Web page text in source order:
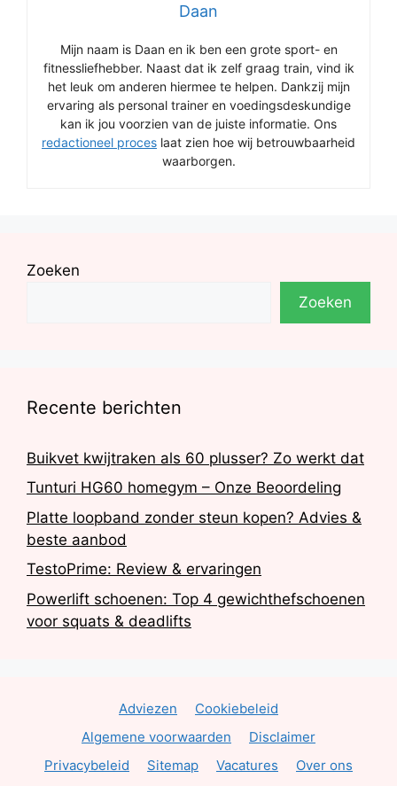
Daan
Mijn naam is Daan en ik ben een grote sport- en
fitnessliefhebber. Naast dat ik zelf graag train, vind ik
het leuk om anderen hiermee te helpen. Dankzij mijn
ervaring als personal trainer en voedingsdeskundige
kan ik jou voorzien van de juiste informatie. Ons
redactioneel proces laat zien hoe wij betrouwbaarheid
waarborgen.
Zoeken
Zoeken
Recente berichten
Buikvet kwijtraken als 60 plusser? Zo werkt dat
Tunturi HG60 homegym – Onze Beoordeling
Platte loopband zonder steun kopen? Advies &
beste aanbod
TestoPrime: Review & ervaringen
Powerlift schoenen: Top 4 gewichthefschoenen
voor squats & deadlifts
Adviezen
Cookiebeleid
Algemene voorwaarden
Disclaimer
Privacybeleid
Sitemap Vacatures
Over ons